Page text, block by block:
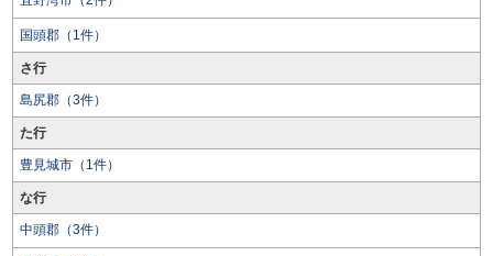
国頭郡（1件）
さ行
島尻郡（3件）
た行
豊見城市（1件）
な行
中頭郡（3件）